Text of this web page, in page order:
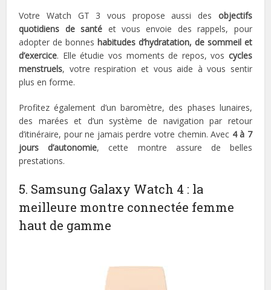
Votre Watch GT 3 vous propose aussi des objectifs
quotidiens de santé et vous envoie des rappels, pour
adopter de bonnes habitudes d’hydratation, de sommeil et
d’exercice. Elle étudie vos moments de repos, vos cycles
menstruels, votre respiration et vous aide à vous sentir
plus en forme.
Profitez également d’un baromètre, des phases lunaires,
des marées et d’un système de navigation par retour
d’itinéraire, pour ne jamais perdre votre chemin. Avec 4 à 7
jours d’autonomie, cette montre assure de belles
prestations.
5. Samsung Galaxy Watch 4 : la
meilleure montre connectée femme
haut de gamme